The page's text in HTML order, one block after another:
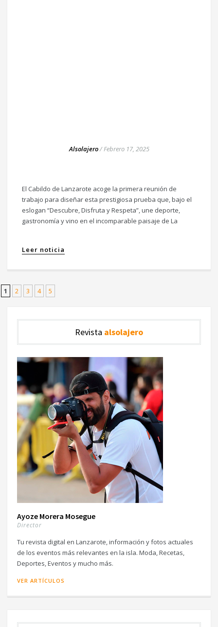
Alsolajero/Febrero 17, 2025
El Cabildo de Lanzarote acoge la primera reunión de
trabajo para diseñar esta prestigiosa prueba que, bajo el
eslogan “Descubre, Disfruta y Respeta”, une deporte,
gastronomía y vino en el incomparable paisaje de La
Leer noticia
1 2 3 4 5
Revista alsolajero
Ayoze Morera Mosegue
Director
Tu revista digital en Lanzarote, información y fotos actuales
de los eventos más relevantes en la isla. Moda, Recetas,
Deportes, Eventos y mucho más.
VER ARTÍCULOS